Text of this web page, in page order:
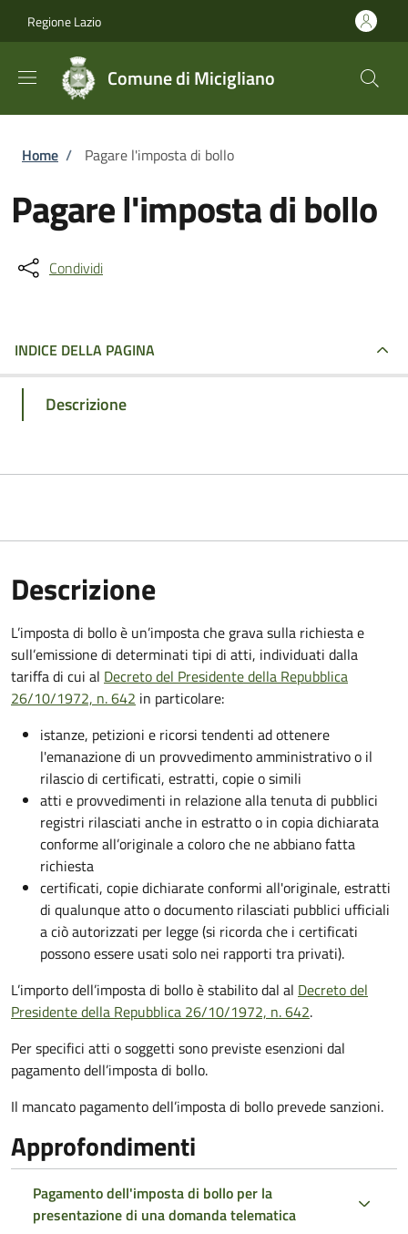
Regione Lazio
Comune di Micigliano
Briciole di pane
Home / Pagare l'imposta di bollo
Pagare l'imposta di bollo
Condividi
INDICE DELLA PAGINA
Descrizione
Descrizione
L’imposta di bollo è un’imposta che grava sulla richiesta e
sull’emissione di determinati tipi di atti, individuati dalla
tariffa di cui al Decreto del Presidente della Repubblica
26/10/1972, n. 642 in particolare:
istanze, petizioni e ricorsi tendenti ad ottenere
l'emanazione di un provvedimento amministrativo o il
rilascio di certificati, estratti, copie o simili
atti e provvedimenti in relazione alla tenuta di pubblici
registri rilasciati anche in estratto o in copia dichiarata
conforme all’originale a coloro che ne abbiano fatta
richiesta
certificati, copie dichiarate conformi all'originale, estratti
di qualunque atto o documento rilasciati pubblici ufficiali
a ciò autorizzati per legge (si ricorda che i certificati
possono essere usati solo nei rapporti tra privati).
L’importo dell’imposta di bollo è stabilito dal al Decreto del
Presidente della Repubblica 26/10/1972, n. 642.
Per specifici atti o soggetti sono previste esenzioni dal
pagamento dell’imposta di bollo.
Il mancato pagamento dell’imposta di bollo prevede sanzioni.
Approfondimenti
Pagamento dell'imposta di bollo per la
presentazione di una domanda telematica